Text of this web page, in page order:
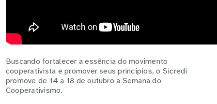
Buscando fortalecer a essência do movimento
cooperativista e promover seus princípios, o Sicredi
promove de 14 a 18 de outubro a Semana do
Cooperativismo.